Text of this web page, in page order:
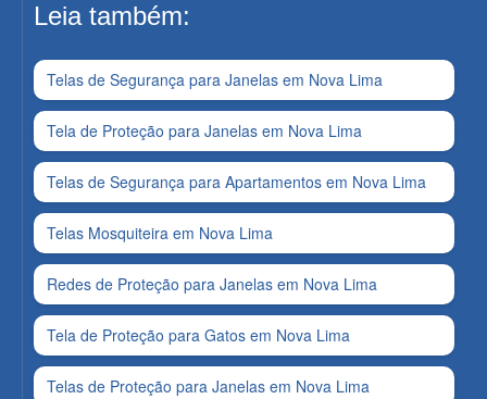
Leia também:
Telas de Segurança para Janelas em Nova Lima
Tela de Proteção para Janelas em Nova Lima
Telas de Segurança para Apartamentos em Nova Lima
Telas Mosquiteira em Nova Lima
Redes de Proteção para Janelas em Nova Lima
Tela de Proteção para Gatos em Nova Lima
Telas de Proteção para Janelas em Nova Lima